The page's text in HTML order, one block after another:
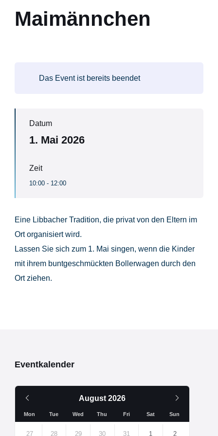
Maimännchen
Das Event ist bereits beendet
Datum
1. Mai 2026
Zeit
10:00 - 12:00
Eine Libbacher Tradition, die privat von den Eltern im
Ort organisiert wird.
Lassen Sie sich zum 1. Mai singen, wenn die Kinder
mit ihrem buntgeschmückten Bollerwagen durch den
Ort ziehen.
Eventkalender
August 2026
Monat
Mon Tue Wed Thu Fri Sat Sun
Kalendertage
27 28 29 30 31 1 2